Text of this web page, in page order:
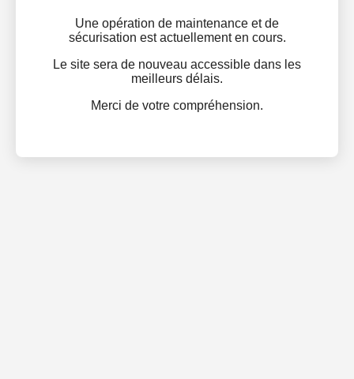
Une opération de maintenance et de
sécurisation est actuellement en cours.
Le site sera de nouveau accessible dans les
meilleurs délais.
Merci de votre compréhension.